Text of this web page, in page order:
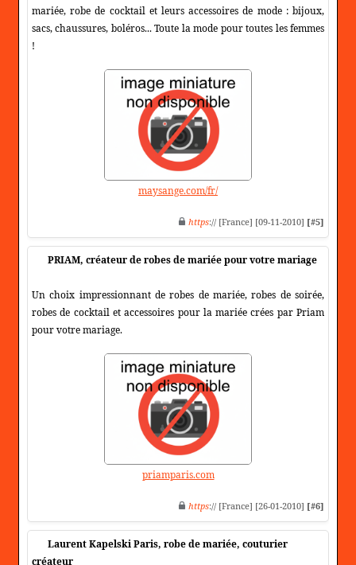
mariée, robe de cocktail et leurs accessoires de mode : bijoux,
sacs, chaussures, boléros... Toute la mode pour toutes les femmes
!
maysange.com/fr/
https:// [France] [09-11-2010] [#5]
PRIAM, créateur de robes de mariée pour votre mariage
Un choix impressionnant de robes de mariée, robes de soirée,
robes de cocktail et accessoires pour la mariée crées par Priam
pour votre mariage.
priamparis.com
https:// [France] [26-01-2010] [#6]
Laurent Kapelski Paris, robe de mariée, couturier
créateur